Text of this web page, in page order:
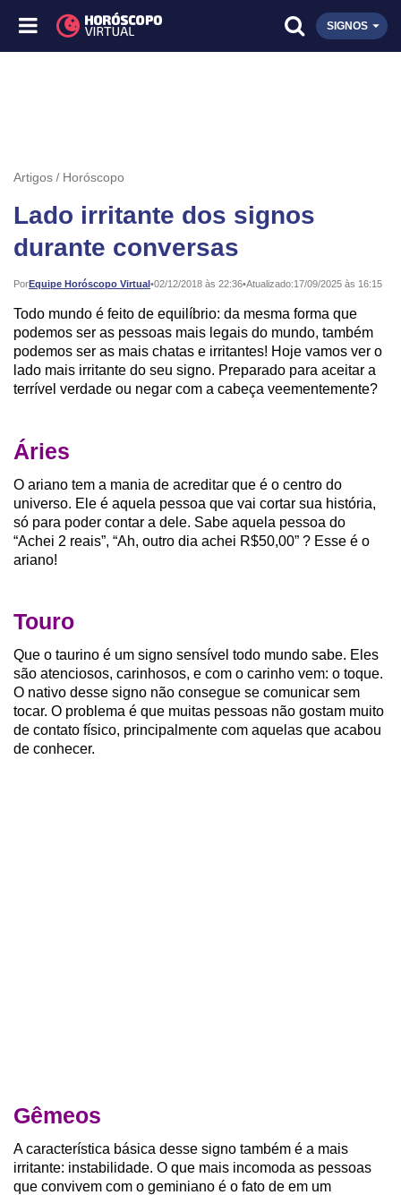
SIGNOS
Artigos Horóscopo
Lado irritante dos signos
durante conversas
PorEquipe Horóscopo Virtual•
Publicado: 02/12/2018 às 22:36•Atualizado:17/09/2025 às 16:15
Todo mundo é feito de equilíbrio: da mesma forma que
podemos ser as pessoas mais legais do mundo, também
podemos ser as mais chatas e irritantes! Hoje vamos ver o
lado mais irritante do seu signo. Preparado para aceitar a
terrível verdade ou negar com a cabeça veementemente?
Áries
O ariano tem a mania de acreditar que é o centro do
universo. Ele é aquela pessoa que vai cortar sua história,
só para poder contar a dele. Sabe aquela pessoa do
“Achei 2 reais”, “Ah, outro dia achei R$50,00” ? Esse é o
ariano!
Touro
Que o taurino é um signo sensível todo mundo sabe. Eles
são atenciosos, carinhosos, e com o carinho vem: o toque.
O nativo desse signo não consegue se comunicar sem
tocar. O problema é que muitas pessoas não gostam muito
de contato físico, principalmente com aquelas que acabou
de conhecer.
Gêmeos
A característica básica desse signo também é a mais
irritante: instabilidade. O que mais incomoda as pessoas
que convivem com o geminiano é o fato de em um